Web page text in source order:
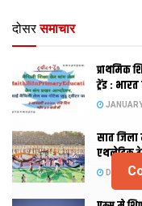
दोसर समाचार
प्राथमिक
ट्रेंड :
सात
एथलेटिक